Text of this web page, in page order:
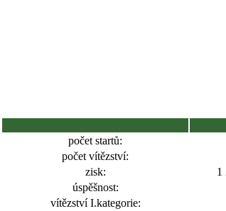
počet startů:
počet vítězství:
zisk:
1
úspěšnost:
vítězství I.kategorie: